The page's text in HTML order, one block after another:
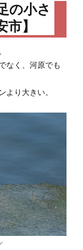
の小さ
】
なく、河原でも
より大きい。